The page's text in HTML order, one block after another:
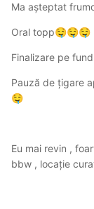
Ma așteptat
Oral topp🤤🤤🤤
Finalizare pe
Pauză de țigare
🤤
Eu mai revin ,
bbw , locație